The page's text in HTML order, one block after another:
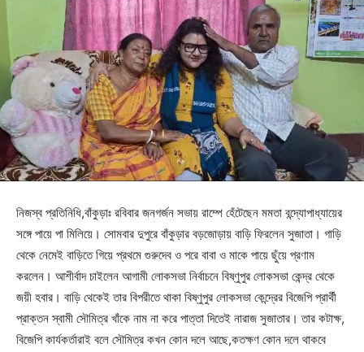
নিজস্ব প্রতিনিধি,বাঁকুড়াঃ রবিবার জনগর্জন সভায় রাম্পে হেঁটেছেন মমতা বন্দ্যোপাধ্যায়ের
সঙ্গে পায়ে পা মিলিয়ে। সোমবার দুপুরে বাঁকুড়ার বড়জোড়ায় বাড়ি ফিরলেন সুজাতা। গাড়ি
থেকে নেমেই বাড়িতে গিয়ে প্রথমে গুরুদেব ও পরে বাবা ও মাকে পায়ে ছুঁয়ে প্রণাম
করলেন। আশীর্বাদ চাইলেন আগামী লোকসভা নির্বাচনে বিষ্ণুপুর লোকসভা কেন্দ্র থেকে
জয়ী হবার। বাড়ি থেকেই তার বিপরীতে থাকা বিষ্ণুপুর লোকসভা কেন্দ্রের বিজেপি প্রার্থী
প্রাক্তন স্বামী সৌমিত্র খাঁকে নাম না করে পাত্তা দিতেই নারাজ সুজাতার। তার কটাক্ষ,
বিজেপি কার্যকর্তারাই বলে সৌমিত্র কখন কোন দলে আছে,কতক্ষণ কোন দলে থাকবে